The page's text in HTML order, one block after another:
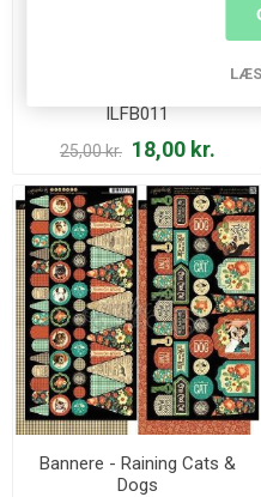
ILFB011
25,00 kr. 18,00 kr.
Bannere - Raining Cats &
Dogs